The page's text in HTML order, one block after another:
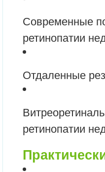
Современные
ретинопатии
Отдаленные
ретинопатии